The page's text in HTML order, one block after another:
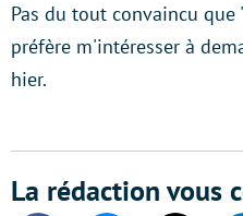
Pas du tout convaincu que
préfère m'intéresser à
hier.
La rédaction vous